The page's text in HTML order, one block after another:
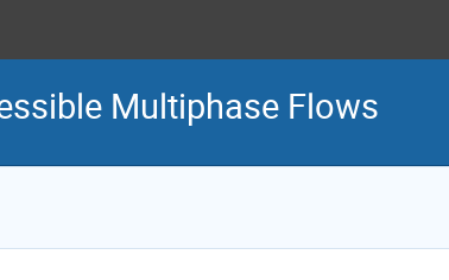
Multiphase Flows